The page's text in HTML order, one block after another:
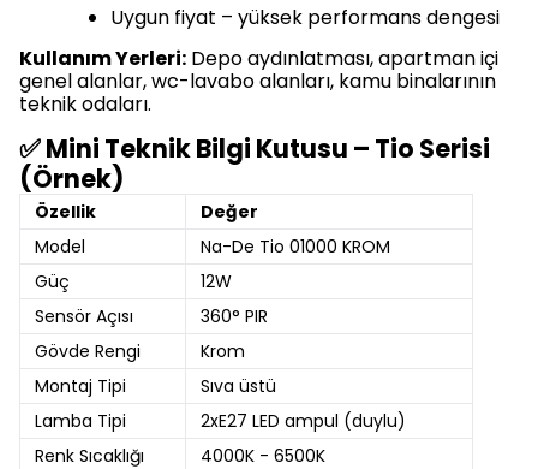
Uygun fiyat – yüksek performans dengesi
Kullanım Yerleri: Depo aydınlatması, apartman içi
genel alanlar, wc-lavabo alanları, kamu binalarının
teknik odaları.
✅ Mini Teknik Bilgi Kutusu – Tio Serisi
(Örnek)
Özellik
Değer
Model
Na-De Tio 01000 KROM
Güç
12W
Sensör Açısı
360° PIR
Gövde Rengi
Krom
Montaj Tipi
Sıva üstü
Lamba Tipi
2xE27 LED ampul (duylu)
Renk Sıcaklığı
4000K - 6500K